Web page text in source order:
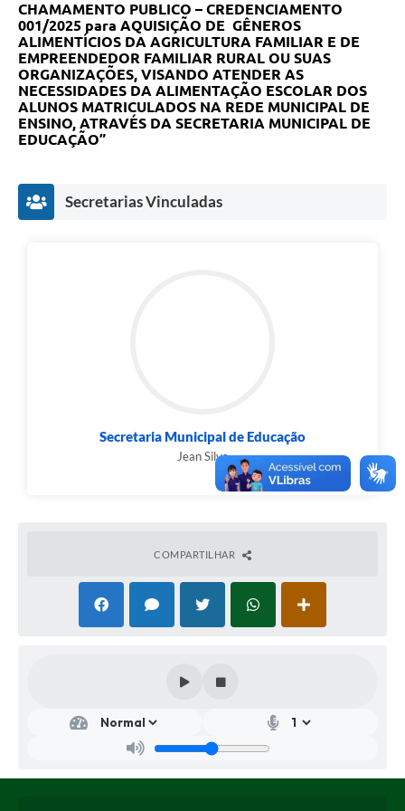
CHAMAMENTO PUBLICO – CREDENCIAMENTO
001/2025 para AQUISIÇÃO DE GÊNEROS
ALIMENTÍCIOS DA AGRICULTURA FAMILIAR E DE
EMPREENDEDOR FAMILIAR RURAL OU SUAS
ORGANIZAÇÕES, VISANDO ATENDER AS
NECESSIDADES DA ALIMENTAÇÃO ESCOLAR DOS
ALUNOS MATRICULADOS NA REDE MUNICIPAL DE
ENSINO, ATRAVÉS DA SECRETARIA MUNICIPAL DE
EDUCAÇÃO”
Secretarias Vinculadas
Secretaria Municipal de Educação
Jean Silva
COMPARTILHAR